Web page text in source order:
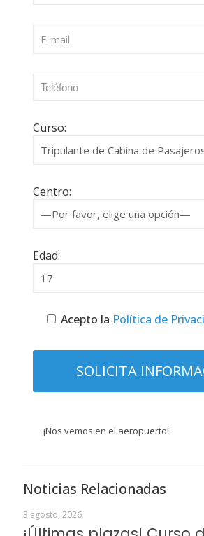
Curso:
Centro:
Edad:
Acepto la Política de
¡Nos vemos en el aeropuerto!
Noticias Relacionadas
3 agosto, 2026